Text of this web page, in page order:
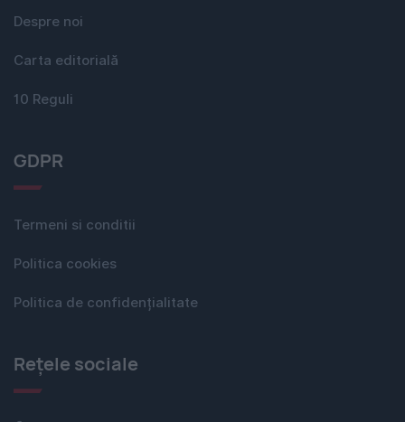
Despre noi
Carta editorială
10 Reguli
GDPR
Termeni si conditii
Politica cookies
Politica de confidențialitate
Rețele sociale